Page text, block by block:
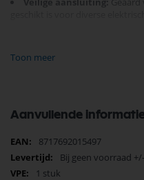
professional die waarde hecht
Toon meer
Aanvullende
Meer
informatie
8717692015497
Bij geen voorraad
1 stuk